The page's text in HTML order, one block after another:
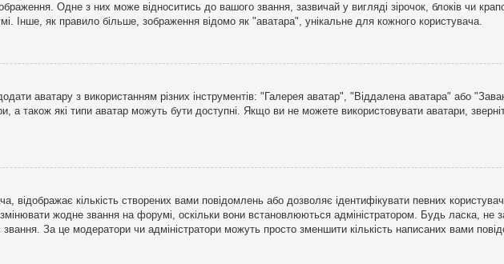
Одне з них може відноситись до вашого звання, зазвичай у вигляді зірочок, блоків чи
Інше, як правило більше, зображення відомо як "аватара", унікальне для кожного користувача.
аватару з використанням різних інструментів: "Галерея аватар", "Віддалена аватара" або
а також які типи аватар можуть бути доступні. Якщо ви не можете використовувати аватари,
відображає кількість створених вами повідомлень або дозволяє ідентифікувати певних
жодне звання на форумі, оскільки вони встановлюються адміністратором. Будь ласка, не
За це модератори чи адміністратори можуть просто зменшити кількість написаних вами